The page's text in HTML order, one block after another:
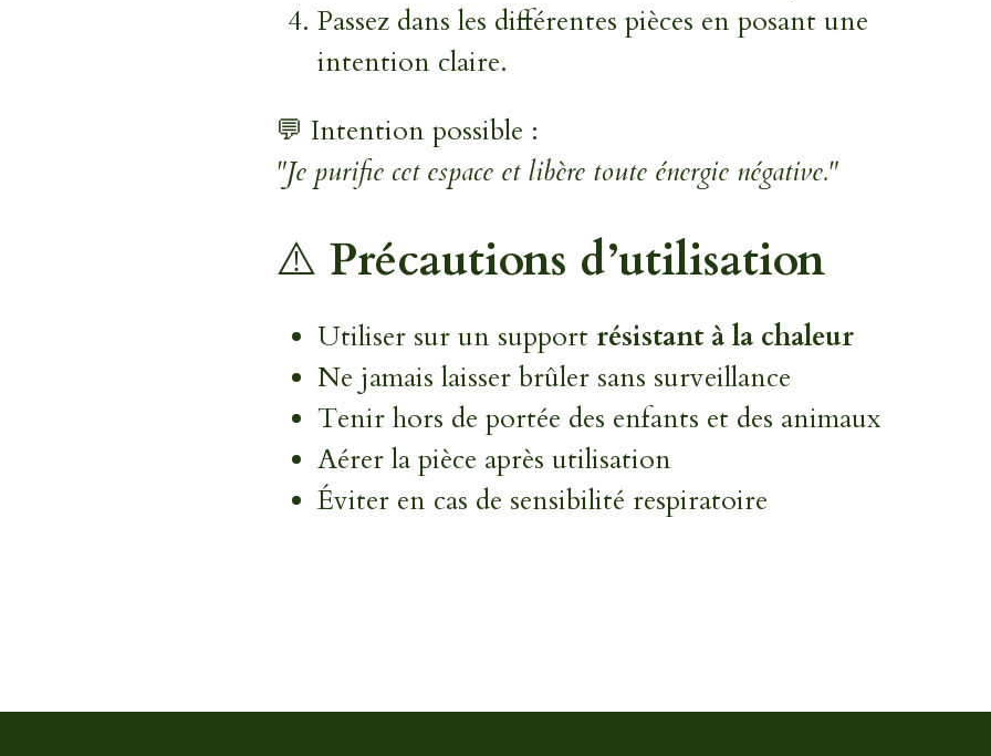
Passez dans les différentes pièces en posant une
intention claire.
💬 Intention possible :
"Je purifie cet espace et libère toute énergie négative."
⚠️ Précautions d’utilisation
Utiliser sur un support résistant à la chaleur
Ne jamais laisser brûler sans surveillance
Tenir hors de portée des enfants et des animaux
Aérer la pièce après utilisation
Éviter en cas de sensibilité respiratoire